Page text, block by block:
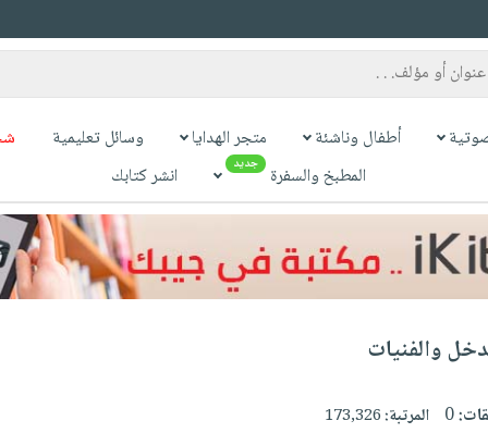
أطفال وناشئة متجر الهدايا وسائل تعليمية
المطبخ والسفرة
جديد انشر كتابك
والفنيات
0 المرتبة:173,326